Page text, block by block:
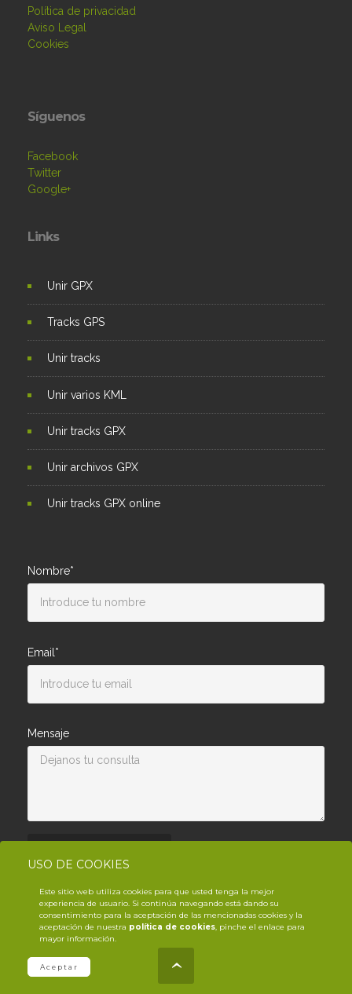
USO DE COOKIES
Este sitio web utiliza cookies para que usted tenga la mejor
experiencia de usuario. Si continúa navegando está dando su
consentimiento para la aceptación de las mencionadas cookies y la
aceptación de nuestra política de cookies, pinche el enlace para
mayor información.
Aceptar
Política de privacidad
Aviso Legal
Cookies
Síguenos
Facebook
Twitter
Google+
Links
Unir GPX
Tracks GPS
Unir tracks
Unir varios KML
Unir tracks GPX
Unir archivos GPX
Unir tracks GPX online
Nombre*
Email*
Mensaje
© Copyright YouTrack